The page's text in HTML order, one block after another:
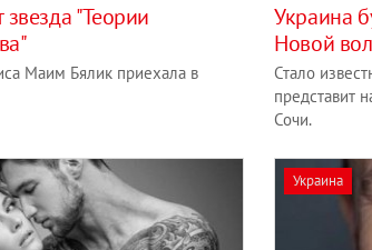
звезда "Теории
Маим Бялик приехала в
Украина
Новой
Стало
представит
Сочи.
Украина